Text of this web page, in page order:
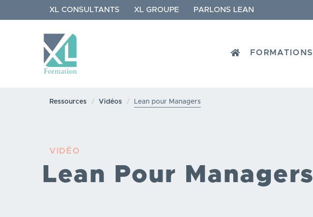
au
XL CONSULTANTS XL GROUPE PARLONS LEAN
NAVIGATION
HOME
FORMATIONS
Ressources Vidéos Lean pour Managers
VIDÉO
Lean Pour Managers